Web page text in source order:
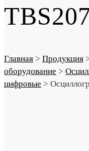
Главная > Продукция
оборудование >
цифровые >